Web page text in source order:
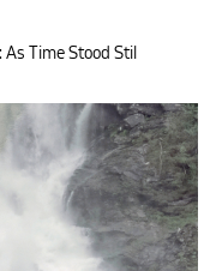
Time Stood Stil